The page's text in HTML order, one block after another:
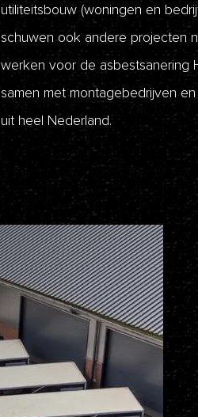
utiliteitsbouw (woningen en
schuwen ook andere projecten
werken voor de asbestsanering
samen met montagebedrijven
uit heel Nederland.